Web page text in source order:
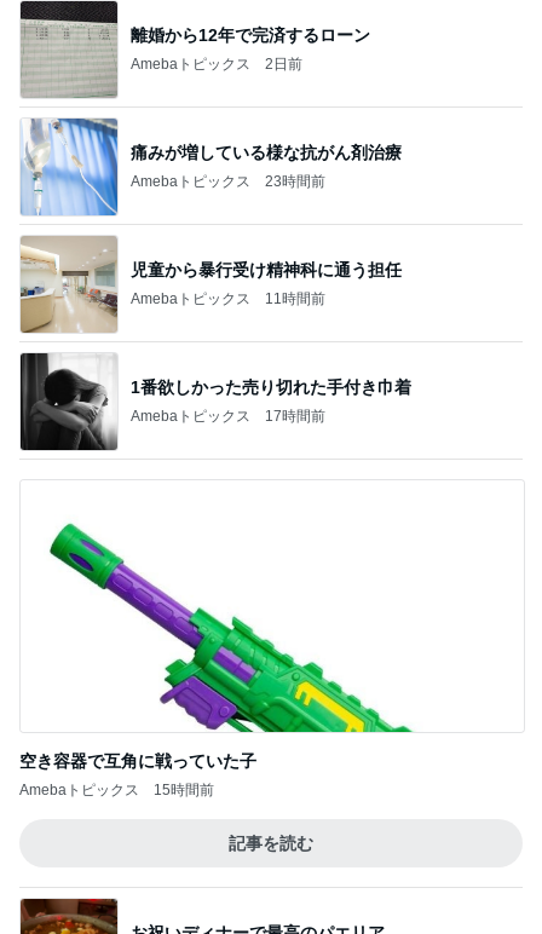
離婚から12年で完済するローン
Amebaトピックス 2日前
痛みが増している様な抗がん剤治療
Amebaトピックス 23時間前
児童から暴行受け精神科に通う担任
Amebaトピックス 11時間前
1番欲しかった売り切れた手付き巾着
Amebaトピックス 17時間前
空き容器で互角に戦っていた子
Amebaトピックス 15時間前
記事を読む